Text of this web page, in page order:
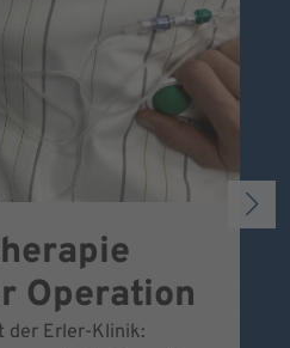
Operation
der Erler-Klinik: